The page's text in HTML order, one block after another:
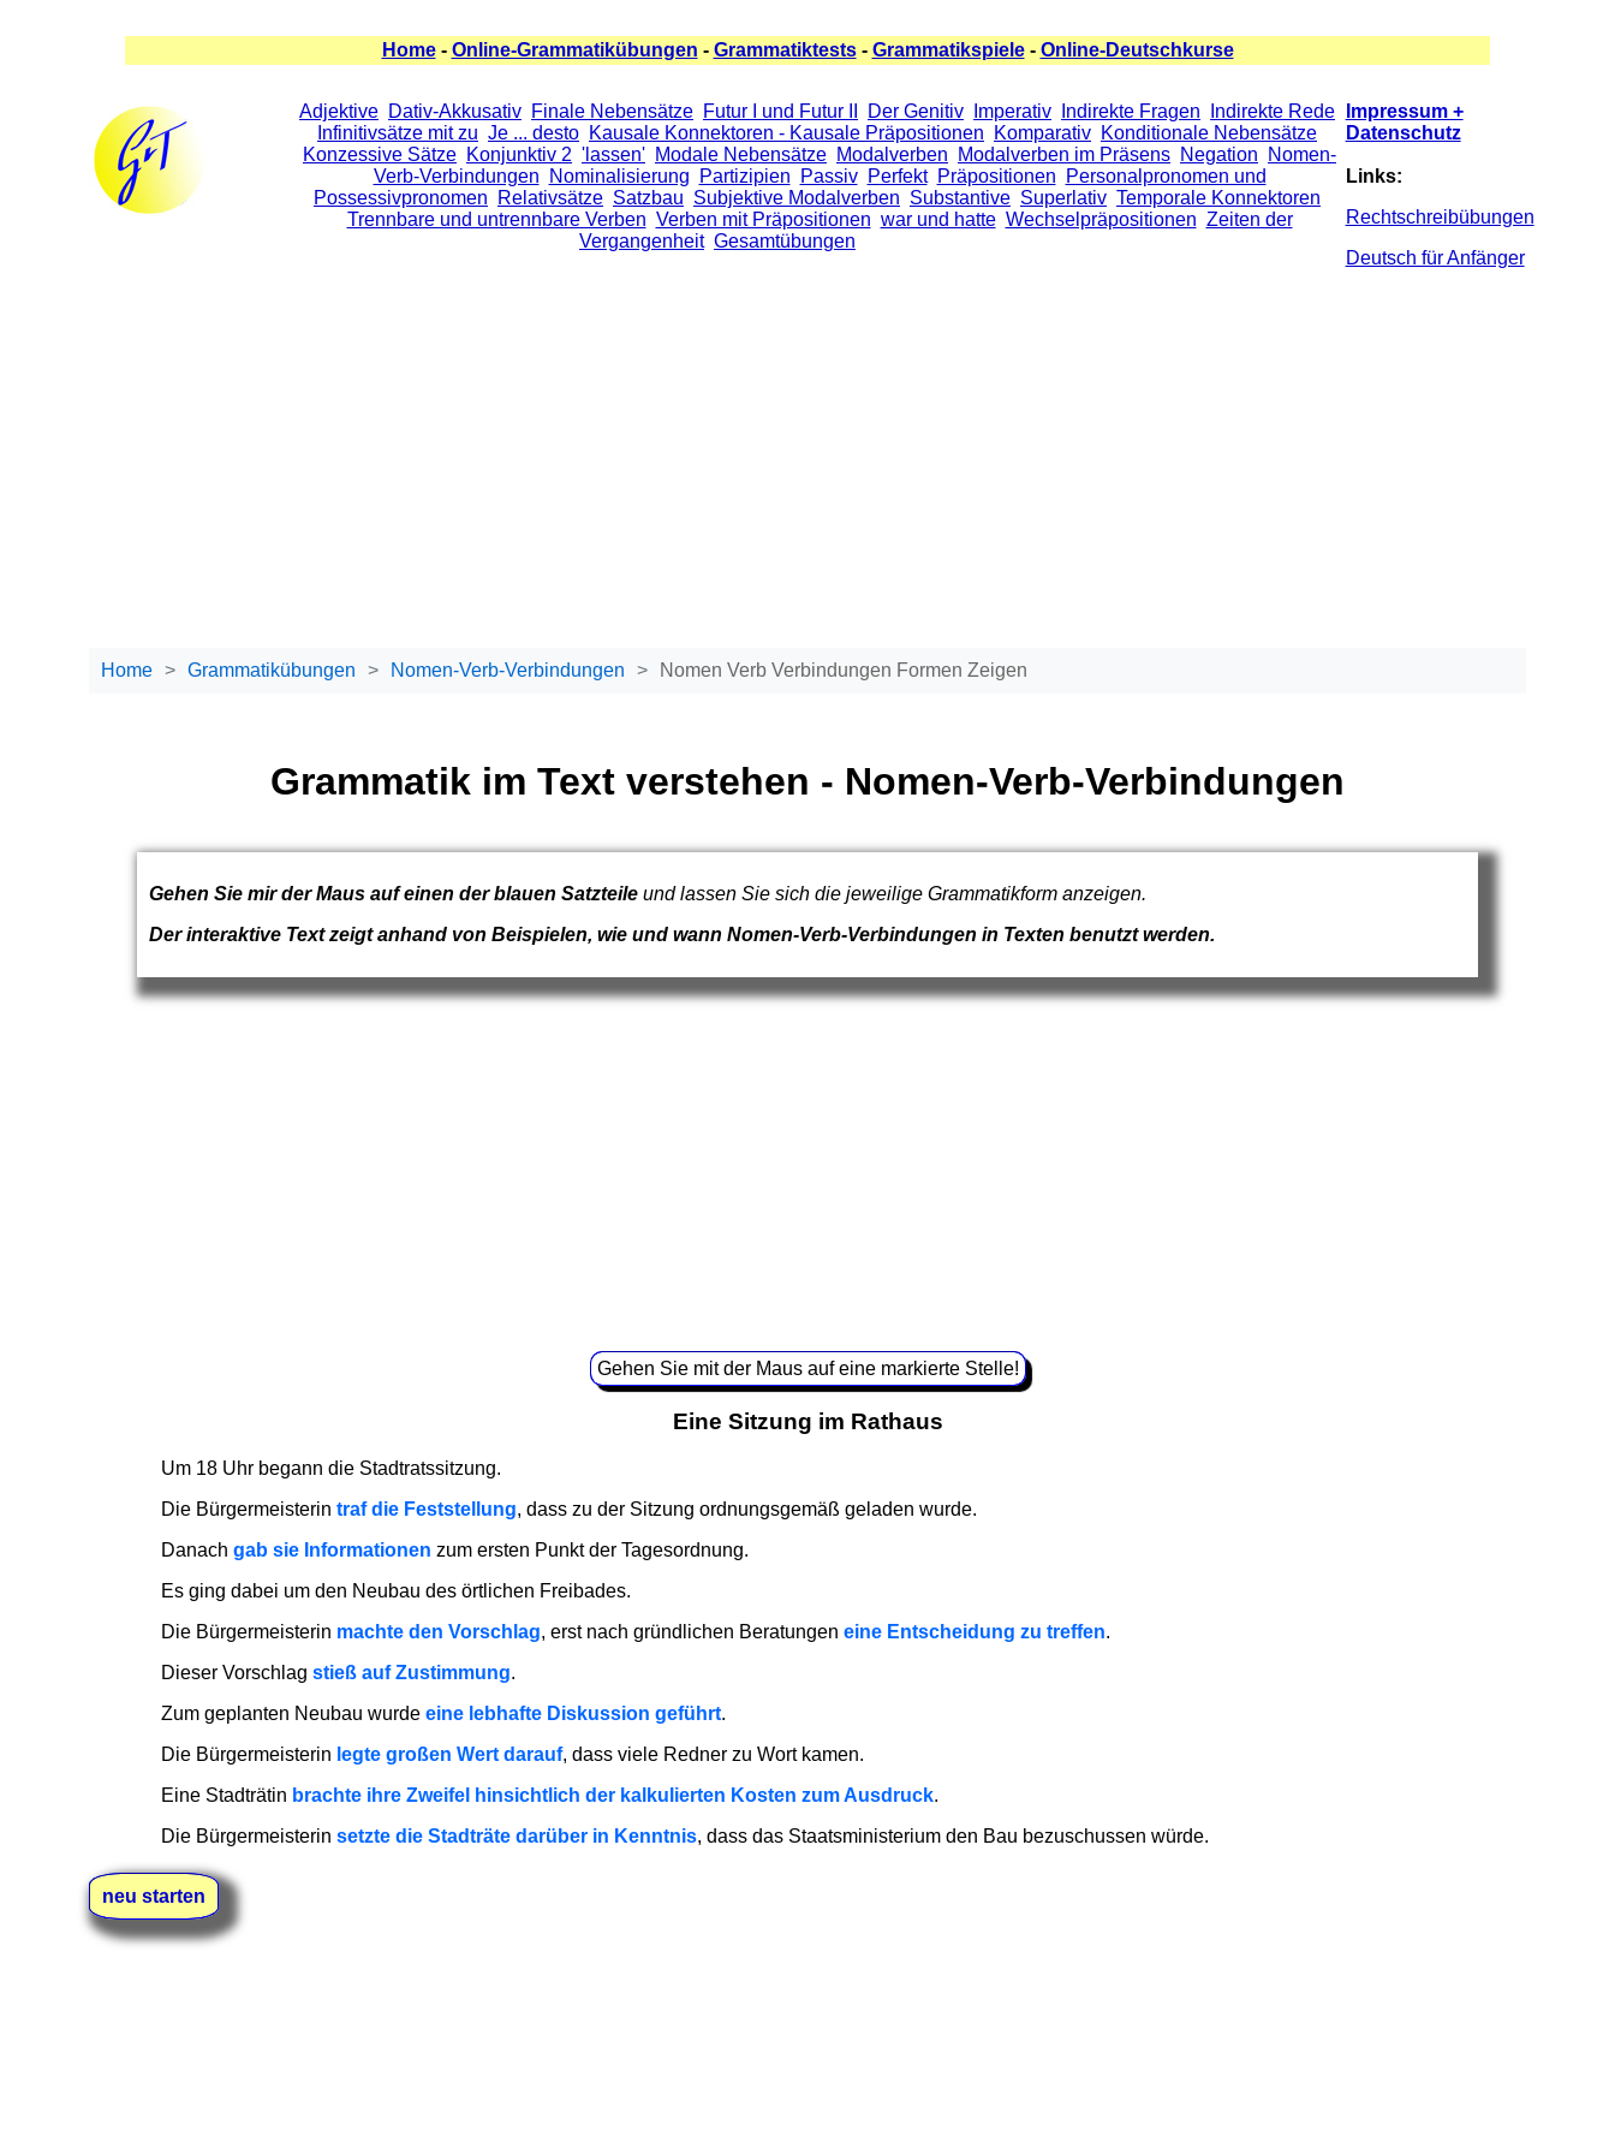
Home- Online-Grammatikübungen - Grammatiktests- Grammatikspiele- Online-Deutschkurse
Impressum +
Datenschutz
Links:
Rechtschreibübungen
Deutsch für Anfänger
Adjektive Dativ-Akkusativ Finale Nebensätze Futur I und Futur II Der Genitiv Imperativ Indirekte Fragen
Indirekte Rede
Infinitivsätze mit zu Je ... desto Kausale Konnektoren - Kausale Präpositionen Komparativ Konditionale Nebensätze
Konzessive Sätze Konjunktiv 2 'lassen' Modale Nebensätze Modalverben Modalverben im Präsens Negation
Nomen-
Verb-Verbindungen
Nominalisierung Partizipien Passiv Perfekt Präpositionen
Personalpronomen und
Possessivpronomen
Relativsätze Satzbau Subjektive Modalverben Substantive Superlativ Temporale Konnektoren
Trennbare und untrennbare Verben Verben mit Präpositionen war und hatte Wechselpräpositionen Zeiten der
Vergangenheit Gesamtübungen
Home Grammatikübungen Nomen-Verb-Verbindungen Nomen Verb Verbindungen Formen Zeigen
Grammatik im Text verstehen - Nomen-Verb-Verbindungen
Gehen Sie mir der Maus auf einen der blauen Satzteile und lassen Sie sich die jeweilige Grammatikform anzeigen.
Der interaktive Text zeigt anhand von Beispielen, wie und wann Nomen-Verb-Verbindungen in Texten benutzt werden.
Gehen Sie mit der Maus auf eine markierte Stelle!
Eine Sitzung im Rathaus
Um 18 Uhr begann die Stadtratssitzung.
Die Bürgermeisterintraf die Feststellung, dass zu der Sitzung ordnungsgemäß geladen wurde.
Danachgab sie Informationen zum ersten Punkt der Tagesordnung.
Es ging dabei um den Neubau des örtlichen Freibades.
Die Bürgermeisterin machte den Vorschlag, erst nach gründlichen Beratungeneine Entscheidung zu treffen.
Dieser Vorschlagstieß auf Zustimmung.
Zum geplanten Neubau wurdeeine lebhafte Diskussion geführt.
Die Bürgermeisterin legte großen Wert darauf, dass viele Redner zu Wort kamen.
Eine Stadträtin brachte ihre Zweifel hinsichtlich der kalkulierten Kosten zum Ausdruck.
Die Bürgermeisterinsetzte die Stadträte darüber in Kenntnis, dass das Staatsministerium den Bau bezuschussen würde.
Mit dieser Information wollte sie jedoch keinen
Eine Stadträtin
neu starten